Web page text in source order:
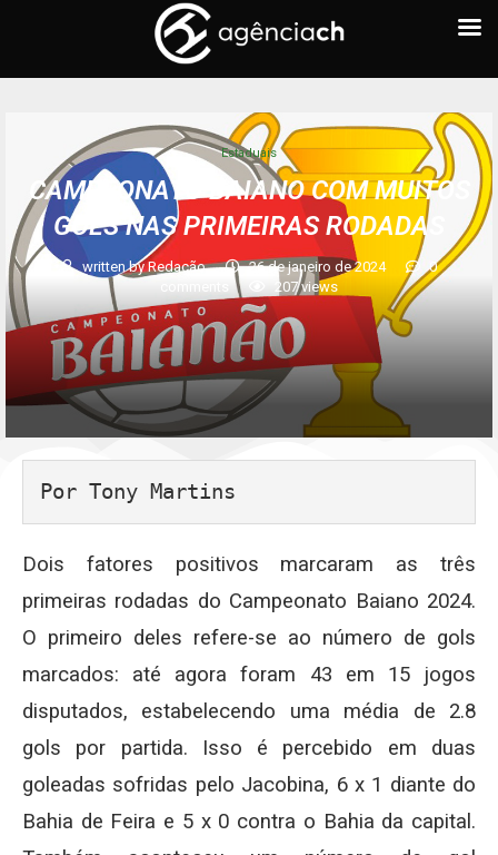
Estaduais
CAMPEONATO BAIANO COM MUITOS
GOLS NAS PRIMEIRAS RODADAS
written byRedação 26 de janeiro de 2024
0
207views
Por Tony Martins
Dois fatores positivos marcaram as três
primeiras rodadas do Campeonato Baiano 2024.
O primeiro deles refere-se ao número de gols
marcados: até agora foram 43 em 15 jogos
disputados, estabelecendo uma média de 2.8
gols por partida. Isso é percebido em duas
goleadas sofridas pelo Jacobina, 6 x 1 diante do
Bahia de Feira e 5 x 0 contra o Bahia da capital.